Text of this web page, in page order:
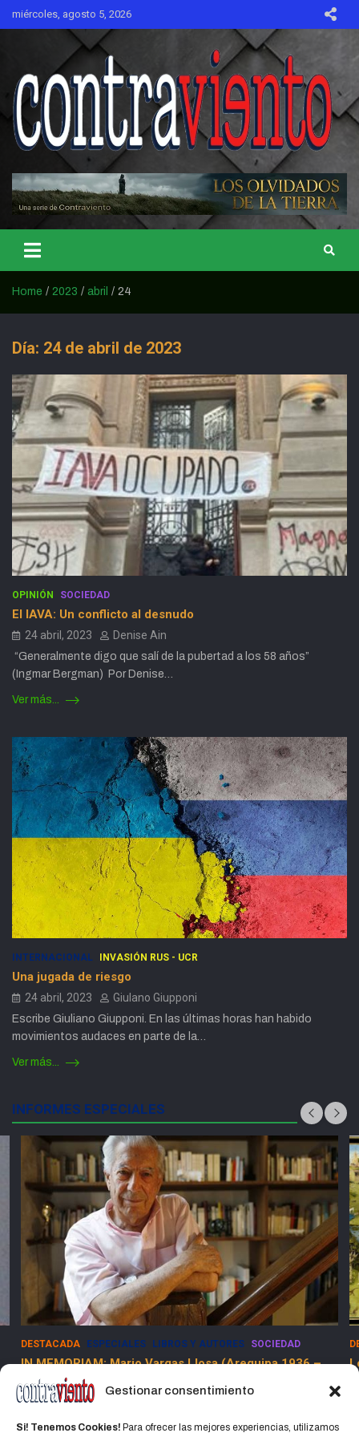
Gestionar consentimiento
Si! Tenemos Cookies! Para ofrecer las mejores experiencias, utilizamos
miércoles, agosto 5, 2026
CONTRAVIENTO
Home 2023 abril 24
Día: 24 de abril de 2023
OPINIÓN SOCIEDAD
El IAVA: Un conflicto al desnudo
24 abril, 2023 Denise Ain
“Generalmente digo que salí de la pubertad a los 58 años”
(Ingmar Bergman) Por Denise…
Ver más...
INTERNACIONAL INVASIÓN RUS - UCR
Una jugada de riesgo
24 abril, 2023 Giulano Giupponi
Escribe Giuliano Giupponi. En las últimas horas han habido
movimientos audaces en parte de la…
Ver más...
INFORMES ESPECIALES
DESTACADA ESPECIALES LIBROS Y AUTORES SOCIEDAD
IN MEMORIAM: Mario Vargas Llosa (Arequipa 1936 –
Lima 2025)
15 abril, 2025